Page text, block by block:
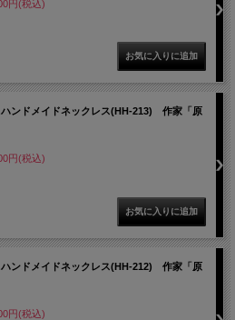
円(税込)
ンドメイドネックレス(HH-213) 作家「原
円(税込)
ンドメイドネックレス(HH-212) 作家「原
円(税込)